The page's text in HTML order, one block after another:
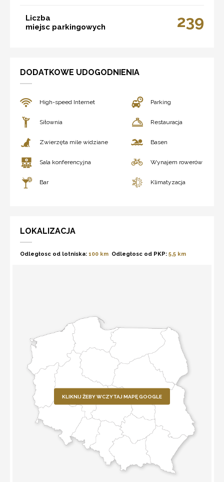
Liczba
miejsc parkingowych
239
DODATKOWE UDOGODNIENIA
High-speed Internet Parking
Siłownia Restauracja
Zwierzęta mile widziane Basen
Sala konferencyjna Wynajem rowerów
Bar Klimatyzacja
LOKALIZACJA
Odległosc od lotniska: 100 km Odległosc od PKP: 5,5 km
KLIKNIJ ŻEBY WCZYTAJ MAPĘ GOOGLE